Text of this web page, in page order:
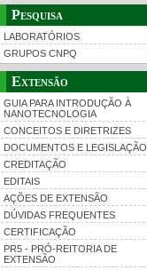
Pesquisa
LABORATÓRIOS
GRUPOS CNPQ
Extensão
GUIA PARA INTRODUÇÃO À
NANOTECNOLOGIA
CONCEITOS E DIRETRIZES
DOCUMENTOS E LEGISLAÇÃO
CREDITAÇÃO
EDITAIS
AÇÕES DE EXTENSÃO
DÚVIDAS FREQUENTES
CERTIFICAÇÃO
PR5 - PRÓ-REITORIA DE
EXTENSÃO